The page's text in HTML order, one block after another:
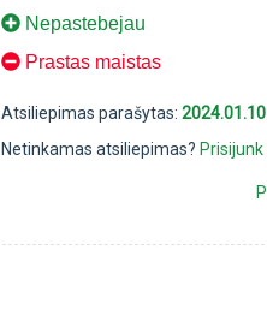
Nepastebejau
Prastas maistas
Atsiliepimas parašytas:2024.01.10
Netinkamas atsiliepimas? Prisijunk